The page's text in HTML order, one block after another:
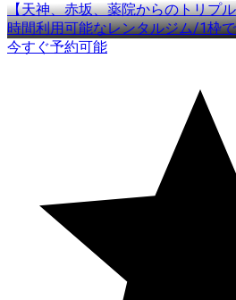
【天神、赤坂、薬院からのトリプ
時間利用可能なレンタルジム/1枠
今すぐ予約可能